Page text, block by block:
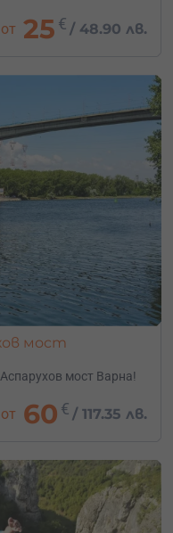
от 25 € / 48.90 лв.
мост
мост Варна!
от 60 € /117.35 лв.